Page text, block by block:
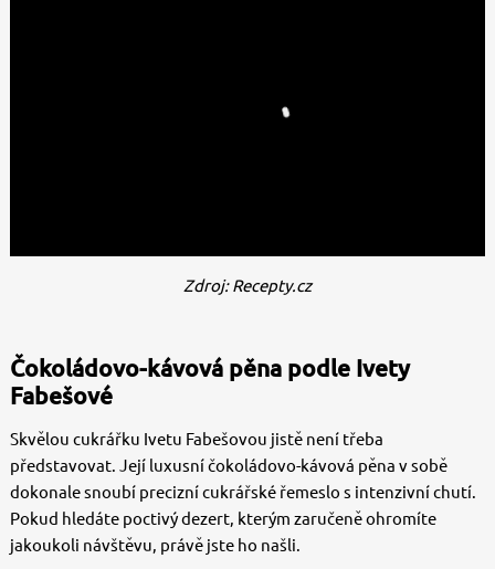
Zdroj: Recepty.cz
Čokoládovo-kávová pěna podle Ivety
Fabešové
Skvělou cukrářku Ivetu Fabešovou jistě není třeba
představovat. Její luxusní čokoládovo-kávová pěna v sobě
dokonale snoubí precizní cukrářské řemeslo s intenzivní chutí.
Pokud hledáte poctivý dezert, kterým zaručeně ohromíte
jakoukoli návštěvu, právě jste ho našli.